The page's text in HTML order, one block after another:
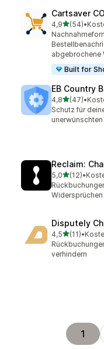
Cartsaver
4,9von 5
(54)
54 •
abgebrochene
Built for
EB Country
4,8von 5
(47)
47 •
Schutz für
Reclaim:
5,0von 5
(12)
12 •
Disputely
4,5von 5
(11)
11 •
verhindern
1